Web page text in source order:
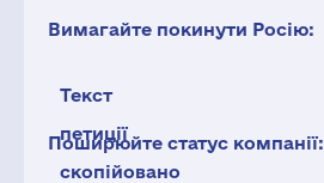
Вимагайте покинути Росію:
Текст
петиції
скопійовано
Поширюйте статус компанії: